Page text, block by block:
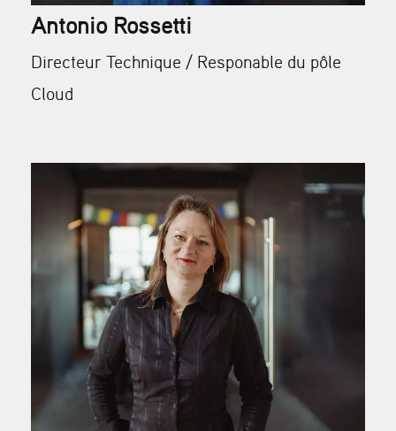
Antonio Rossetti
Directeur Technique / Responable du pôle
Cloud